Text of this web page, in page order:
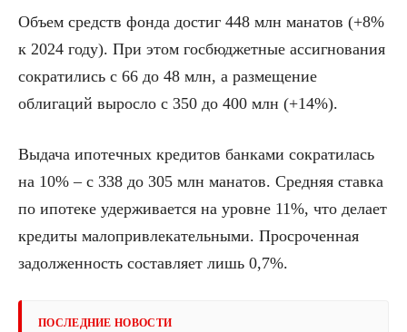
Объем средств фонда достиг 448 млн манатов (+8%
к 2024 году). При этом госбюджетные ассигнования
сократились с 66 до 48 млн, а размещение
облигаций выросло с 350 до 400 млн (+14%).
Выдача ипотечных кредитов банками сократилась
на 10% – с 338 до 305 млн манатов. Средняя ставка
по ипотеке удерживается на уровне 11%, что делает
кредиты малопривлекательными. Просроченная
задолженность составляет лишь 0,7%.
ПОСЛЕДНИЕ НОВОСТИ